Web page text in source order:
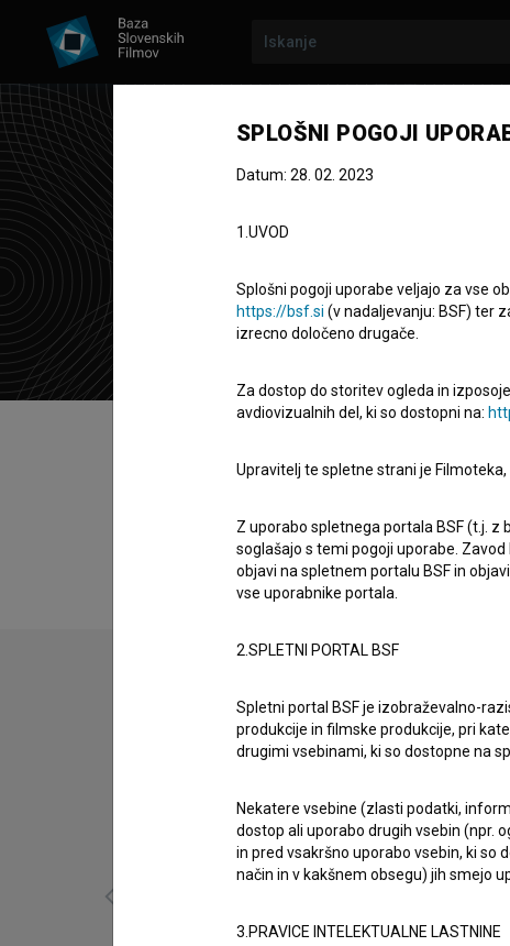
Arzu Volkan je montažer. Najnovejši projekt,
SPLOŠNI POGOJI
Datum: 28. 02. 2023
1.UVOD
Splošni pogoji uporabe veljajo za vse
https://bsf.si (v nadaljevanju: BSF) ter
izrecno določeno drugače.
Za dostop do storitev ogleda in
avdiovizualnih del, ki so dostopni na:
Upravitelj te spletne strani je
Z uporabo spletnega portala BSF (t.j. z
soglašajo s temi pogoji uporabe.
objavi na spletnem portalu BSF in
vse uporabnike portala.
2.SPLETNI PORTAL BSF
Spletni portal BSF je izobraževalno-
produkcije in filmske produkcije, pri
drugimi vsebinami, ki so dostopne na
Nekatere vsebine (zlasti podatki,
dostop ali uporabo drugih vsebin (npr.
in pred vsakršno uporabo vsebin, ki so
način in v kakšnem obsegu) jih smejo
3.PRAVICE INTELEKTUALNE LASTNINE